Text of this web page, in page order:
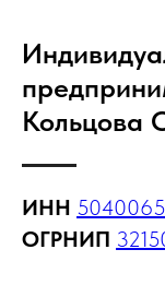
Кольцова
ИНН
ОГРНИП